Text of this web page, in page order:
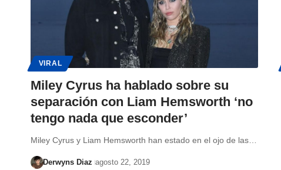
VIRAL
Miley Cyrus ha hablado sobre su
separación con Liam Hemsworth ‘no
tengo nada que esconder’
Miley Cyrus y Liam Hemsworth han estado en el ojo de las…
Derwyns Diaz agosto 22, 2019